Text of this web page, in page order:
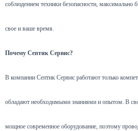
соблюдением техники безопасности, максимально
свое и ваше время.
Почему Септик Сервис?
В компании Септик Сервис работают только
обладают необходимыми знаниями и опытом. В
мощное современное оборудование, поэтому